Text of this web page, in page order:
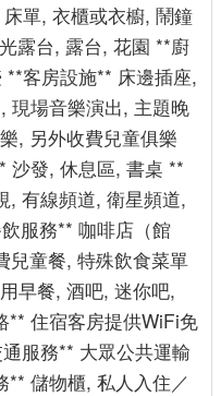
單, 衣櫃或衣櫥, 鬧鐘
露台, 露台, 花園 **廚
客房設施** 床邊插座,
現場音樂演出, 主題晚
, 另外收費兒童俱樂
沙發, 休息區, 書桌 **
, 有線頻道, 衛星頻道,
服務** 咖啡店（館
兒童餐, 特殊飲食菜單
早餐, 酒吧, 迷你吧,
** 住宿客房提供WiFi免
服務** 大眾公共運輸
** 儲物櫃, 私人入住／